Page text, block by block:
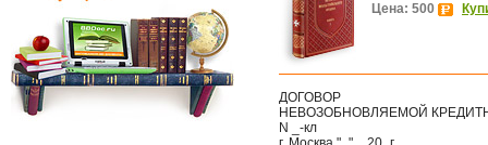
Цена: 500
ДОГОВОР
НЕВОЗОБНОВЛЯЕМОЙ
N _-кл